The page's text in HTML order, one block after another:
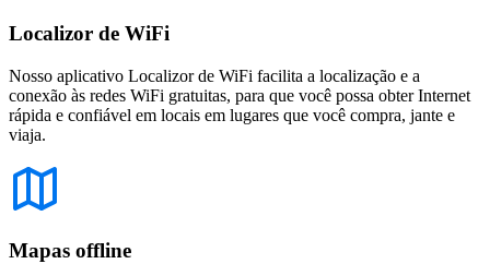
Localizor de WiFi
Nosso aplicativo Localizor de WiFi facilita a localização e a
conexão às redes WiFi gratuitas, para que você possa obter Internet
rápida e confiável em locais em lugares que você compra, jante e
viaja.
Mapas offline